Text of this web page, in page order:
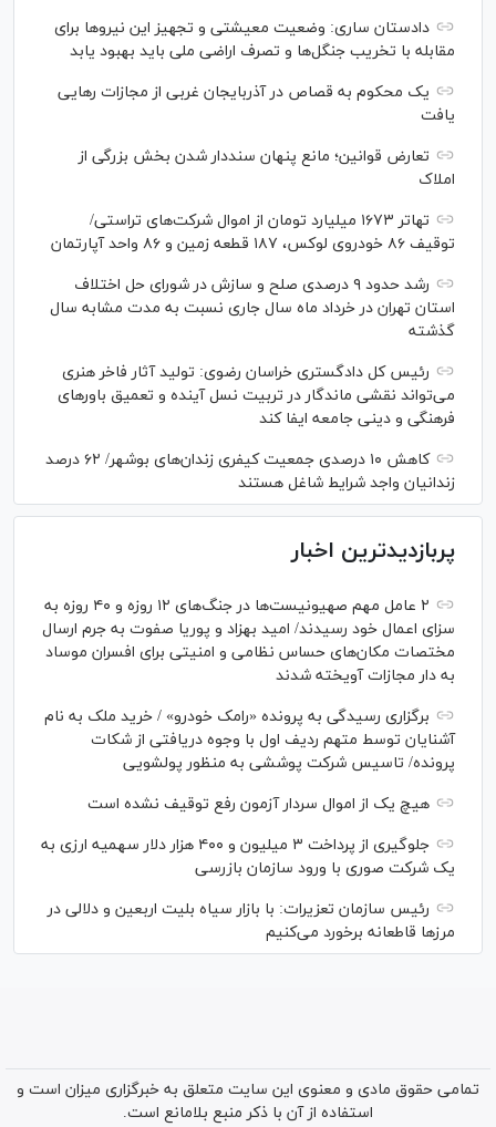
دادستان ساری: وضعیت معیشتی و تجهیز این نیرو‌ها برای
مقابله با تخریب جنگل‌ها و تصرف اراضی ملی باید بهبود یابد
یک محکوم به قصاص در آذربایجان‌ غربی از مجازات رهایی
یافت
تعارض قوانین؛ مانع پنهان سنددار شدن بخش بزرگی از
املاک
تهاتر ۱۶۷۳ میلیارد تومان از اموال شرکت‌های تراستی/
توقیف ۸۶ خودروی لوکس، ۱۸۷ قطعه زمین و ۸۶ واحد آپارتمان
رشد حدود ۹ درصدی صلح و سازش در شورای حل اختلاف
استان تهران در خرداد ماه سال جاری نسبت به مدت مشابه سال
گذشته
رئیس کل دادگستری خراسان رضوی: تولید آثار فاخر هنری
می‌تواند نقشی ماندگار در تربیت نسل آینده و تعمیق باور‌های
فرهنگی و دینی جامعه ایفا کند
کاهش ۱۰ درصدی جمعیت کیفری زندان‌های بوشهر/ ۶۲ درصد
زندانیان واجد شرایط شاغل هستند
پربازدیدترین اخبار
۲ عامل مهم صهیونیست‌ها در جنگ‌های ۱۲ روزه و ۴۰ روزه به
سزای اعمال خود رسیدند/ امید بهزاد و پوریا صفوت به جرم ارسال
مختصات مکان‌های حساس نظامی و امنیتی برای افسران موساد
به دار مجازات آویخته شدند
برگزاری رسیدگی به پرونده «رامک خودرو» / خرید ملک به نام
آشنایان توسط متهم ردیف اول با وجوه دریافتی از شکات
پرونده/ تاسیس شرکت پوششی به منظور پولشویی
هیچ یک از اموال سردار آزمون رفع توقیف نشده است
جلوگیری از پرداخت ۳ میلیون و ۴۰۰ هزار دلار سهمیه ارزی به
یک شرکت صوری با ورود سازمان بازرسی
رئیس سازمان تعزیرات: با بازار سیاه بلیت اربعین و دلالی در
مرز‌ها قاطعانه برخورد می‌کنیم
تمامی حقوق مادی و معنوی این سایت متعلق به خبرگزاری میزان است و
استفاده از آن با ذکر منبع بلامانع است.